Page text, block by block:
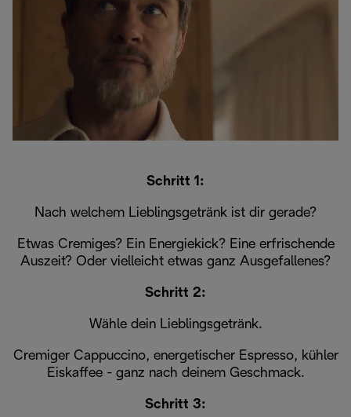
Schritt 1:
Nach welchem Lieblingsgetränk ist dir gerade?
Etwas Cremiges? Ein Energiekick? Eine erfrischende
Auszeit? Oder vielleicht etwas ganz Ausgefallenes?
Schritt 2:
Wähle dein Lieblingsgetränk.
Cremiger Cappuccino, energetischer Espresso, kühler
Eiskaffee - ganz nach deinem Geschmack.
Schritt 3: